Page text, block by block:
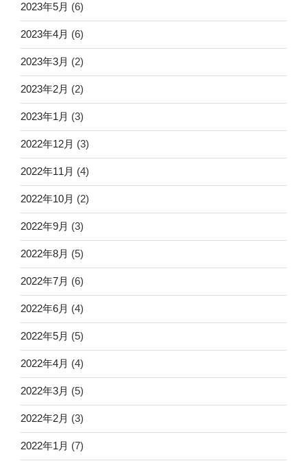
2023年5月 (6)
2023年4月 (6)
2023年3月 (2)
2023年2月 (2)
2023年1月 (3)
2022年12月 (3)
2022年11月 (4)
2022年10月 (2)
2022年9月 (3)
2022年8月 (5)
2022年7月 (6)
2022年6月 (4)
2022年5月 (5)
2022年4月 (4)
2022年3月 (5)
2022年2月 (3)
2022年1月 (7)